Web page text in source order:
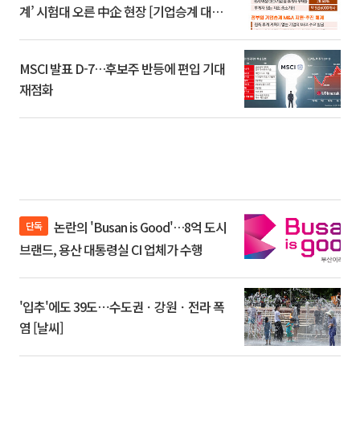
계’ 시험대 오른 中企 현장 [기업승계 대전
MSCI 발표 D-7…후보주 반등에 편입 기대
재점화
단독
브랜드, 용산 대통령실 CI 업체가 수행
'입추'에도 39도⋯수도권ㆍ강원ㆍ전라 폭
염 [날씨]